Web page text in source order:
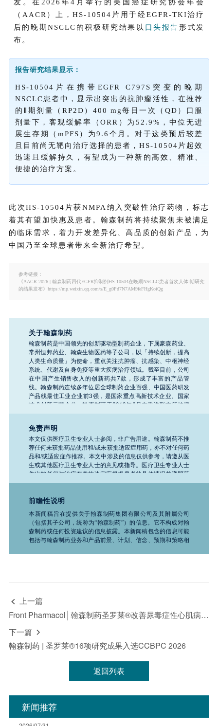
发。在2026年4月举行的美国癌症研究协会年会
（AACR）上，HS-10504 片 用于经EGFR-TKI治疗
后的晚期NSCLC的积极研究结果以 口头报告形式发
布。
报告研究结果显示：
HS-10504 片 在携带EGFR C797S突变的晚期
NSCLC患者中，显示出突出的抗肿瘤活性，在推荐
的Ⅱ期剂量（RP2D）400 mg每日一次（QD）口服
剂量下，客观缓解率（ORR）为52.9%，中位无进
展生存期（mPFS）为9.6个月。对于这类预后较差
且目前尚无靶向治疗选择的患者，HS-10504片起效
迅速且缓解持久，有望成为一种新的高效、精准、
便捷的治疗方案。
此次HS-10504 片获NMPA纳入突破性治疗药物，标志
着其有望加快惠及患者。翰森制药将持续聚焦未被满足
的临床需求，着力开发差异化、高品质的创新产品，为
中国乃至全球患者带来全新治疗希望。
参考链接：
《AACR 2026 | 翰森制药四代EGFR抑制剂HS-10504在晚期NSCLC患者首次人体Ⅰ期研究
的结果发布》https://mp.weixin.qq.com/s/E_g0Pd7N7AM9feFHgKoiQg
关于翰森制药
翰森制药是中国领先的创新驱动型制药企业，下属豪森药业、
常州恒邦药业、翰森生物医药等子公司，以「持续创新，提高
人类生命质量」为使命，重点关注抗肿瘤、抗感染、中枢神经
系统、代谢及自身免疫等重大疾病治疗领域。截至目前，公司
在中国产生销售收入的创新药共7款，形成了丰富的产品管
线。翰森制药连续多年位居全球制药企业百强、中国医药研发
产品线最佳工业企业前3强，是国家重点高新技术企业、国家
技术创新示范企业。翰森制药于2019年6月在香港联交所挂牌
免责声明
本文仅供医疗卫生专业人士参阅，非广告用途。翰森制药不推
荐任何未获批药品使用和/或未获批适应症用药，亦不对任何药
品和/或适应症作推荐。本文中涉及的信息仅供参考，请遵从医
生或其他医疗卫生专业人士的意见或指导。医疗卫生专业人士
作出的任何与治疗有关的决定应根据患者的具体情况并遵照药
品说明书。如需了解公司任何产品、医疗或疾病的相关信息，
前瞻性说明
本新闻稿旨在提供关于翰森制药集团有限公司及其附属公司
（包括其子公司，统称为“翰森制药”）的信息。它不构成对翰
森制药或任何投资建议的信息披露。本新闻稿包含的信息可能
包括与翰森制药业务和产品前景、计划、信念、预期和策略相
实际结果可能与此处所述有显著差异，且过去的证券价格趋势
投资决策时应谨慎行事。“致力于”“预期”“相信”“预测”“意
图”“预计”“可能”“将”“应该”“计划”“继续”“目标”“考虑”“估计”“指
导”“潜在”“追求”以及于任何未来计划、行动或事件的讨论中使
用的类似词语和术语，均表示前瞻性声明。翰森制药不承诺或
保证前瞻性信息的准确性、及时性或完整性，并且不承担更新
或修订这些前瞻性声明的义务。无论是翰森制药还是其任何董
性声明负责，也不对因依赖本新闻稿中提供的信息而产生的任
何损失或损害负责，包括但不限于直接、偶然、间接或惩罚性
的损害。本新闻稿中的所有信息均为发布之日的最新信息。除
而更新或修订此信息的责任。此外，翰森制药保留随时对本新
闻稿全部或部分内容进行更改、修正或终止的权利，恕不另行
（03692.HK）的公告及财务报告。
 上一篇
Front Pharmacol│翰森制药圣罗莱®改善尿毒症性心肌病双重机制研究发表
下一篇 
翰森制药 | 圣罗莱®16项研究成果入选CCBPC 2026
返回列表
新闻推荐